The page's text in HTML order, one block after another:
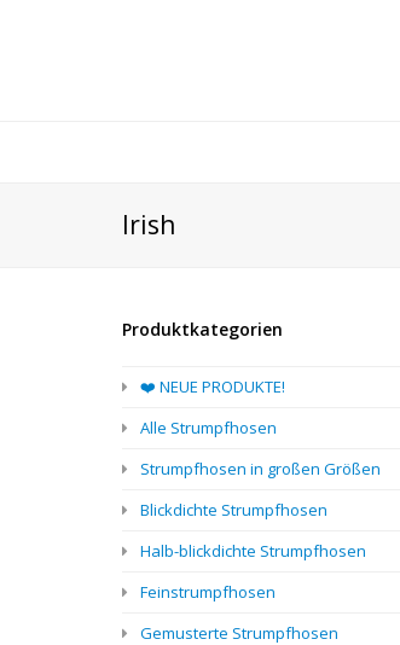
Irish
Produktkategorien
❤️ NEUE PRODUKTE!
Alle Strumpfhosen
Strumpfhosen in großen Größen
Blickdichte Strumpfhosen
Halb-blickdichte Strumpfhosen
Feinstrumpfhosen
Gemusterte Strumpfhosen